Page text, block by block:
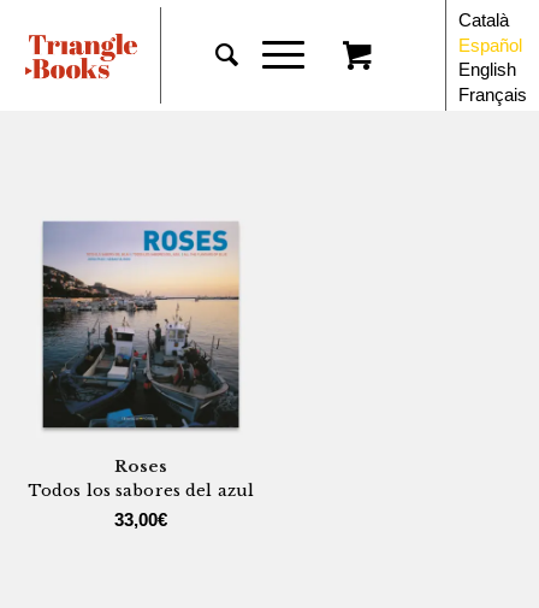
Català
Español
English
Français
Roses
Todos los sabores del azul
33,00€